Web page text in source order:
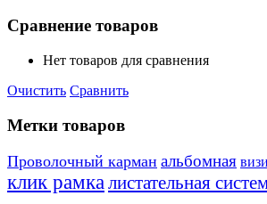
Сравнение товаров
Нет товаров для сравнения
Очистить Сравнить
Метки товаров
Проволочный карман альбомная
клик рамкалистательная